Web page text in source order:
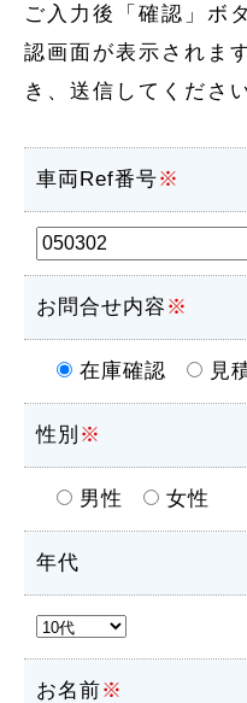
ご入力後「確認」ボ
認画面が表示されま
き、送信してください
車両Ref番号※
お問合せ内容 ※
在庫確認 見
性別 ※
男性 女性
年代
お名前※